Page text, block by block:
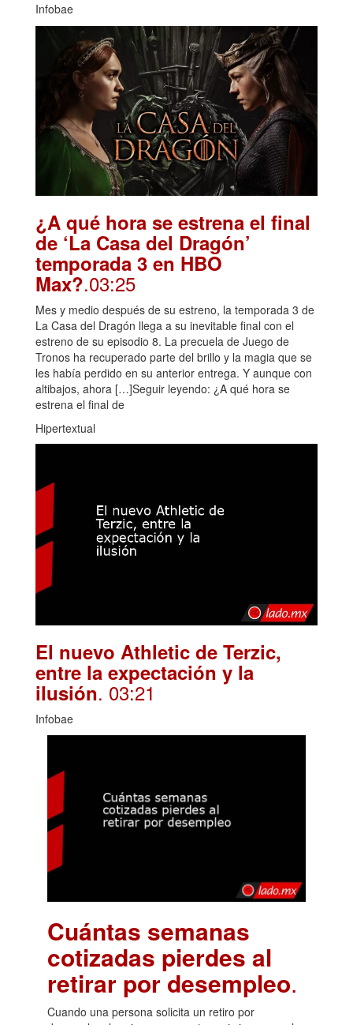
Infobae
¿A qué hora se estrena el final
de ‘La Casa del Dragón’
temporada 3 en HBO
Max?.03:25
Mes y medio después de su estreno, la temporada 3 de
La Casa del Dragón llega a su inevitable final con el
estreno de su episodio 8. La precuela de Juego de
Tronos ha recuperado parte del brillo y la magia que se
les había perdido en su anterior entrega. Y aunque con
altibajos, ahora […]Seguir leyendo: ¿A qué hora se
estrena el final de
Hipertextual
El nuevo Athletic de Terzic,
entre la expectación y la
ilusión. 03:21
Infobae
Cuántas semanas
cotizadas pierdes al
retirar por desempleo.
Cuando una persona solicita un retiro por